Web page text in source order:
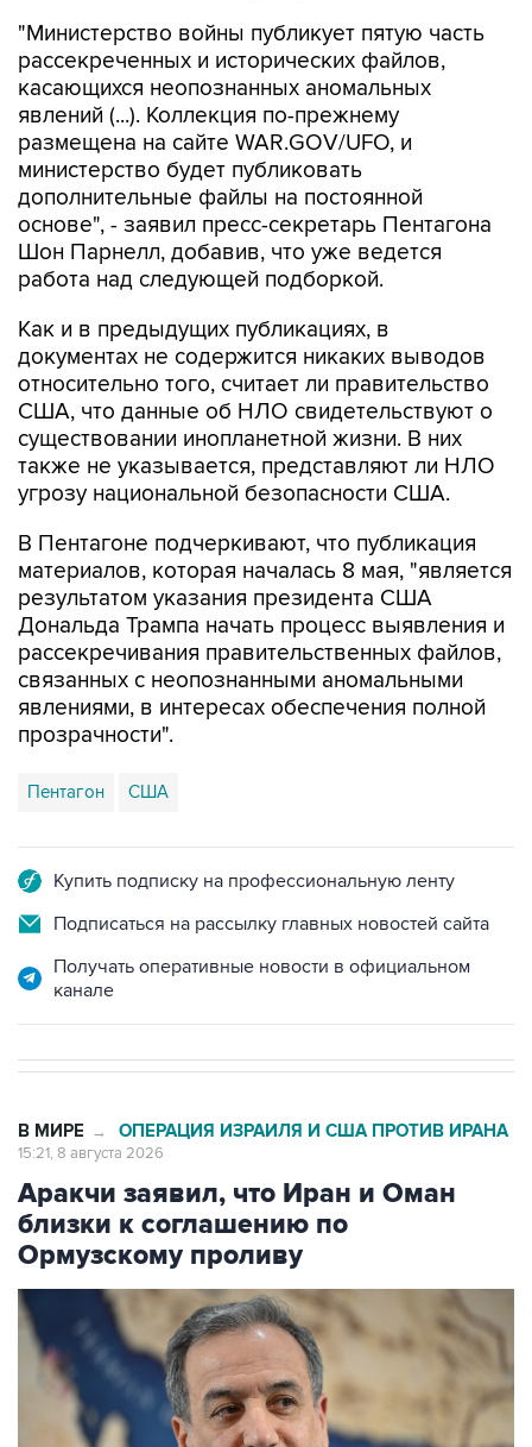
"Министерство войны публикует пятую часть
рассекреченных и исторических файлов,
касающихся неопознанных аномальных
явлений (...). Коллекция по-прежнему
размещена на сайте WAR.GOV/UFO, и
министерство будет публиковать
дополнительные файлы на постоянной
основе", - заявил пресс-секретарь Пентагона
Шон Парнелл, добавив, что уже ведется
работа над следующей подборкой.
Как и в предыдущих публикациях, в
документах не содержится никаких выводов
относительно того, считает ли правительство
США, что данные об НЛО свидетельствуют о
существовании инопланетной жизни. В них
также не указывается, представляют ли НЛО
угрозу национальной безопасности США.
В Пентагоне подчеркивают, что публикация
материалов, которая началась 8 мая, "является
результатом указания президента США
Дональда Трампа начать процесс выявления и
рассекречивания правительственных файлов,
связанных с неопознанными аномальными
явлениями, в интересах обеспечения полной
прозрачности".
Пентагон США
Купить подписку на профессиональную ленту
Подписаться на рассылку главных новостей сайта
Получать оперативные новости в официальном
канале
В МИРЕ → ОПЕРАЦИЯ ИЗРАИЛЯ И США ПРОТИВ ИРАНА
15:21, 8 августа 2026
Аракчи заявил, что Иран и Оман
близки к соглашению по
Ормузскому проливу